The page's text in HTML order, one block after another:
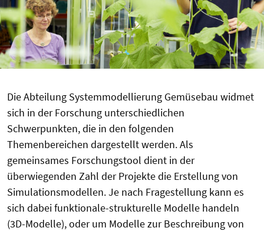
Die Abteilung Systemmodellierung Gemüsebau widmet
sich in der Forschung unterschiedlichen
Schwerpunkten, die in den folgenden
Themenbereichen dargestellt werden. Als
gemeinsames Forschungstool dient in der
überwiegenden Zahl der Projekte die Erstellung von
Simulationsmodellen. Je nach Fragestellung kann es
sich dabei funktionale-strukturelle Modelle handeln
(3D-Modelle), oder um Modelle zur Beschreibung von